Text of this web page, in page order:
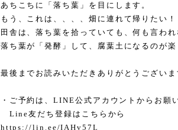
あちこちに「落ち葉」を目にします。
もう、これは、、、、畑に連れて帰りたい！
田舎は、落ち葉を拾っていても、何も言わ
落ち葉が「発酵」して、腐葉土になるのが
最後までお読みいただきありがとうございま
・ご予約は、LINE公式アカウントからお願
Line友だち登録はこちらから
https://lin.ee/IAHv57L